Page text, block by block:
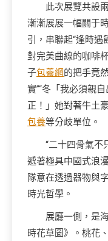
此次展覽共設
漸漸展展一幅關于
引，串聯起“逢時遇
對完美曲線的咖啡
子包養網的把手竟
實”“冬「我必須親
正！」她對著牛土
包養等分歧單位。
“二十四骨氣不
遞著極具中國式浪
隊意在透過器物與
時光哲學。
展廳一側，是
時花草圖》。桃花